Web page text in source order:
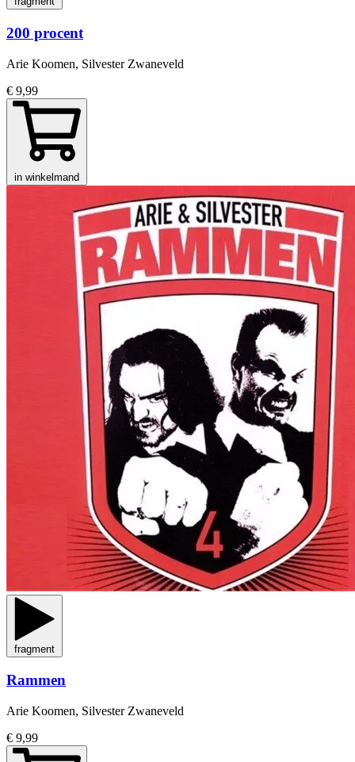
200 procent
Arie Koomen, Silvester Zwaneveld
€ 9,99
in winkelmand
fragment
Rammen
Arie Koomen, Silvester Zwaneveld
€ 9,99